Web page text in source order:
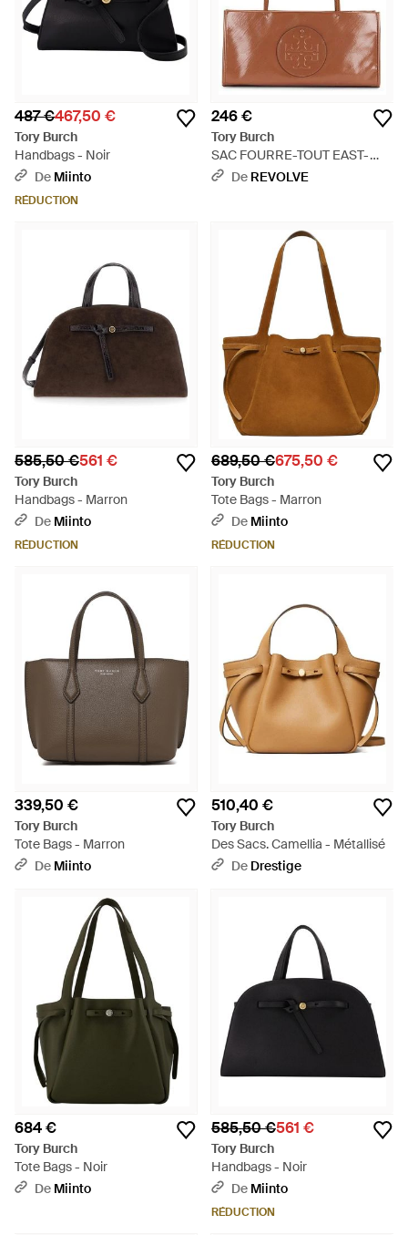
487 €467,50 €
Tory Burch
Handbags - Noir
De Miinto
RÉDUCTION
246 €
Tory Burch
SAC FOURRE-TOUT EAST-
WEST ELLA NYLON en Tan. -
De REVOLVE
585,50 €561 €
Tory Burch
Handbags - Marron
De Miinto
RÉDUCTION
689,50 €675,50 €
Tory Burch
Tote Bags - Marron
De Miinto
RÉDUCTION
339,50 €
Tory Burch
Tote Bags - Marron
De Miinto
510,40 €
Tory Burch
Des Sacs. Camellia - Métallisé
De Drestige
684 €
Tory Burch
Tote Bags - Noir
De Miinto
585,50 €561 €
Tory Burch
Handbags - Noir
De Miinto
RÉDUCTION